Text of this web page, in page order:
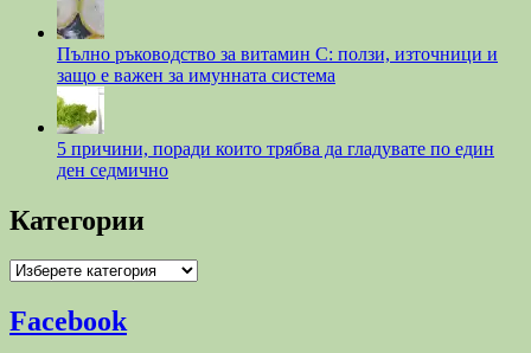
Пълно ръководство за витамин С: ползи, източници и
защо е важен за имунната система
5 причини, поради които трябва да гладувате по един
ден седмично
Категории
Категории
Facebook